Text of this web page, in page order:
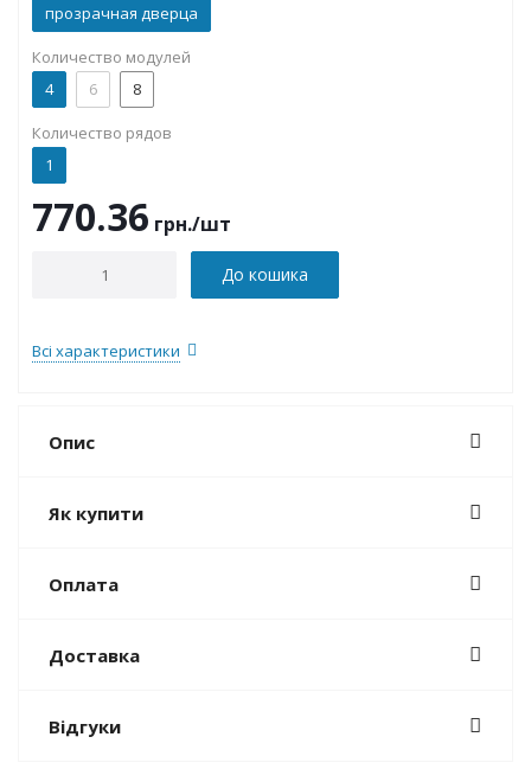
прозрачная дверца
Количество модулей
4
6 8
Количество рядов
1
770.36 грн./шт
До кошика
Всі характеристики
Опис
Як купити
Оплата
Доставка
Відгуки